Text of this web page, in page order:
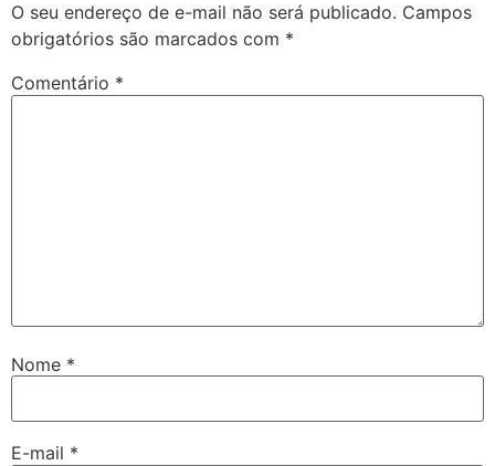
O seu endereço de e-mail não será publicado. Campos
obrigatórios são marcados com *
Comentário *
Nome *
E-mail *